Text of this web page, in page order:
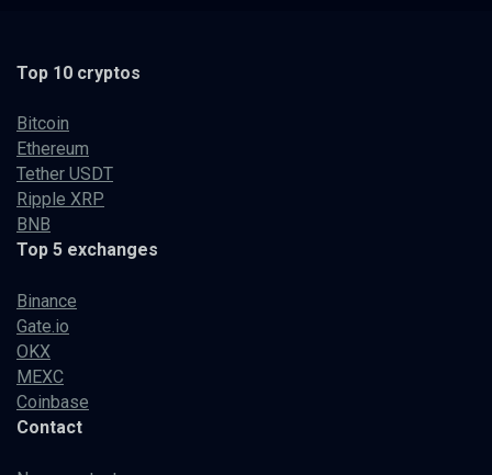
Top 10 cryptos
Bitcoin
Ethereum
Tether USDT
Ripple XRP
BNB
Top 5 exchanges
Binance
Gate.io
OKX
MEXC
Coinbase
Contact